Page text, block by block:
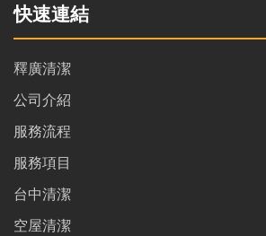
快速連結
釋廣清潔
公司介紹
服務流程
服務項目
台中清潔
空屋清潔